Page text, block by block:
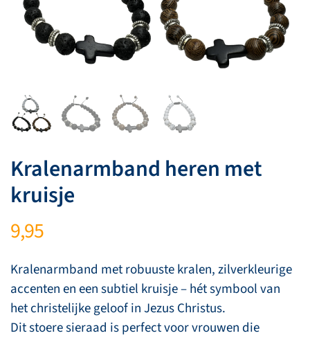
Kralenarmband heren met
kruisje
9,95
Kralenarmband met robuuste kralen, zilverkleurige
accenten en een subtiel kruisje – hét symbool van
het christelijke geloof in Jezus Christus.
Dit stoere sieraad is perfect voor vrouwen die